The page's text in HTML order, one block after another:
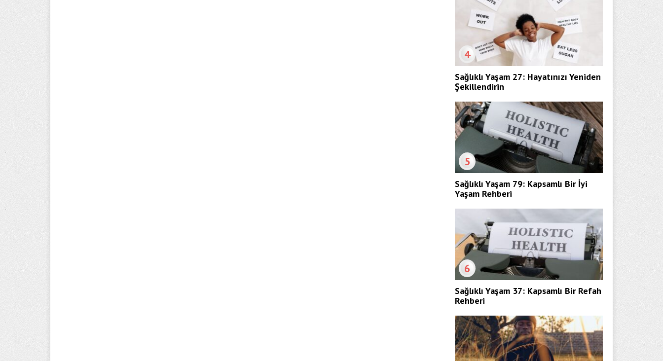
4
Sağlıklı Yaşam 27: Hayatınızı Yeniden
Şekillendirin
5
Sağlıklı Yaşam 79: Kapsamlı Bir İyi
Yaşam Rehberi
6
Sağlıklı Yaşam 37: Kapsamlı Bir Refah
Rehberi